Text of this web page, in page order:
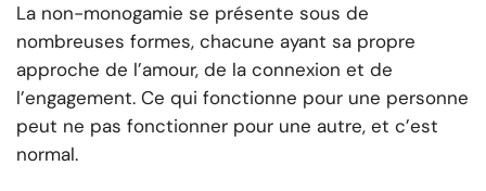
La non-monogamie se présente sous de
nombreuses formes, chacune ayant sa propre
approche de l’amour, de la connexion et de
l’engagement. Ce qui fonctionne pour une personne
peut ne pas fonctionner pour une autre, et c’est
normal.